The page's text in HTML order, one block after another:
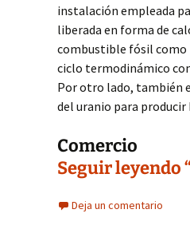
instalación empleada
liberada en forma de
combustible fósil como
ciclo termodinámico
Por otro lado, también
del uranio para producir
Comercio
Seguir leyendo
Deja un comentario